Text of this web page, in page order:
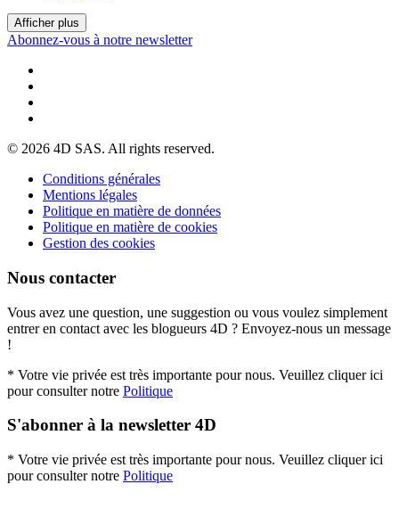
Afficher plus
Abonnez-vous à notre newsletter
© 2026 4D SAS. All rights reserved.
Conditions générales
Mentions légales
Politique en matière de données
Politique en matière de cookies
Gestion des cookies
Nous contacter
Vous avez une question, une suggestion ou vous voulez simplement
entrer en contact avec les blogueurs 4D ? Envoyez-nous un message
!
* Votre vie privée est très importante pour nous. Veuillez cliquer ici
pour consulter notre Politique
S'abonner à la newsletter 4D
* Votre vie privée est très importante pour nous. Veuillez cliquer ici
pour consulter notre Politique